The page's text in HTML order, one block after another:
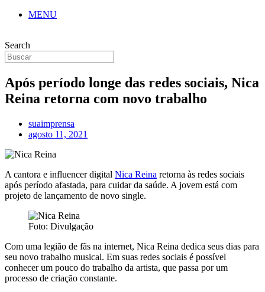
MENU
Search
Após período longe das redes sociais, Nica
Reina retorna com novo trabalho
suaimprensa
agosto 11, 2021
A cantora e influencer digital Nica Reina retorna às redes sociais
após período afastada, para cuidar da saúde. A jovem está com
projeto de lançamento de novo single.
Foto: Divulgação
Com uma legião de fãs na internet, Nica Reina dedica seus dias para
seu novo trabalho musical. Em suas redes sociais é possível
conhecer um pouco do trabalho da artista, que passa por um
processo de criação constante.